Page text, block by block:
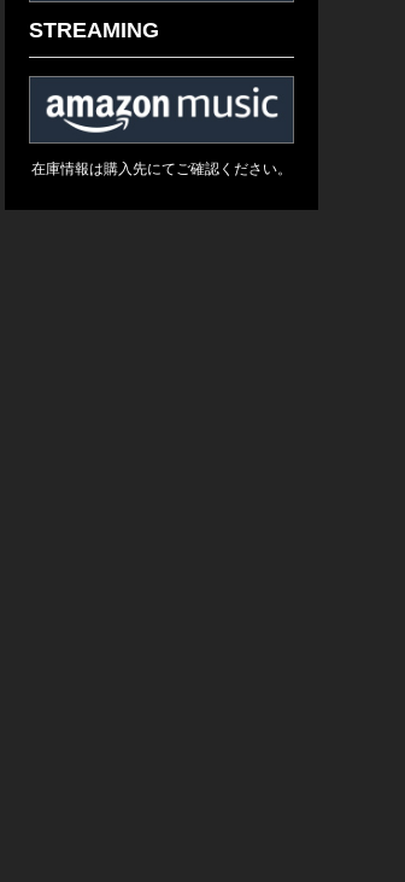
STREAMING
在庫情報は購入先にてご確認ください。